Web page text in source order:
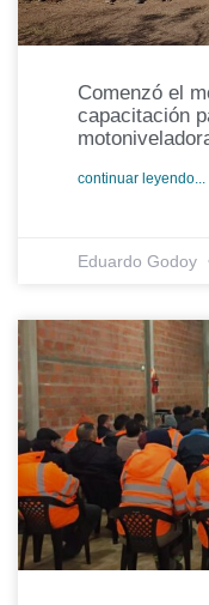
Comenzó el
capacitación
continuar leyendo...
Eduardo Godoy